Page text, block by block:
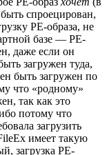
спроецирован,
PE-образа, не
базе — PE-
даже если он
загружен туда,
быть загружен по
что «родному»
так как это
потому что
загрузить
имеет такую
загрузка PE-